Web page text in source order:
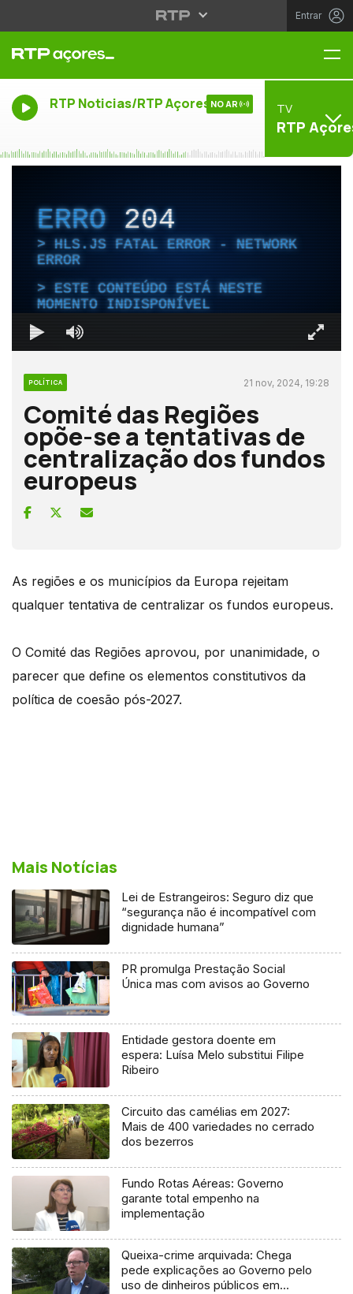
Entrar
RTP Noticias/RTP Açores NO AR TV
RTP
ERRO204
HLS.JS FATAL ERROR - NETWORK
ERROR
ESTE CONTEÚDO ESTÁ NESTE
MOMENTO INDISPONÍVEL
POLÍTICA 21 nov, 2024, 19:28
Comité das Regiões
opõe-se a tentativas de
centralização dos fundos
europeus
As regiões e os municípios da Europa rejeitam
qualquer tentativa de centralizar os fundos europeus.
O Comité das Regiões aprovou, por unanimidade, o
parecer que define os elementos constitutivos da
política de coesão pós-2027.
Mais Notícias
Lei de Estrangeiros: Seguro diz que
“segurança não é incompatível com
dignidade humana”
PR promulga Prestação Social
Única mas com avisos ao Governo
Entidade gestora doente em
espera: Luísa Melo substitui Filipe
Ribeiro
Circuito das camélias em 2027:
Mais de 400 variedades no cerrado
dos bezerros
Fundo Rotas Aéreas: Governo
garante total empenho na
implementação
Queixa-crime arquivada: Chega
pede explicações ao Governo pelo
uso de dinheiros públicos em